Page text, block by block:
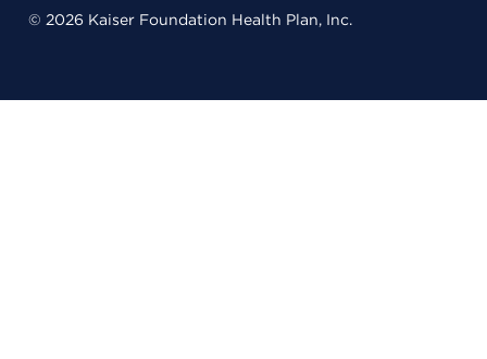
© 2026 Kaiser Foundation Health Plan, Inc.